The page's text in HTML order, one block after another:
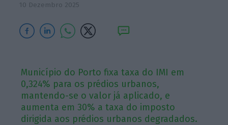
10 Dezembro 2025
Município do Porto fixa taxa do IMI em
0,324% para os prédios urbanos,
mantendo-se o valor já aplicado, e
aumenta em 30% a taxa do imposto
dirigida aos prédios urbanos degradados.